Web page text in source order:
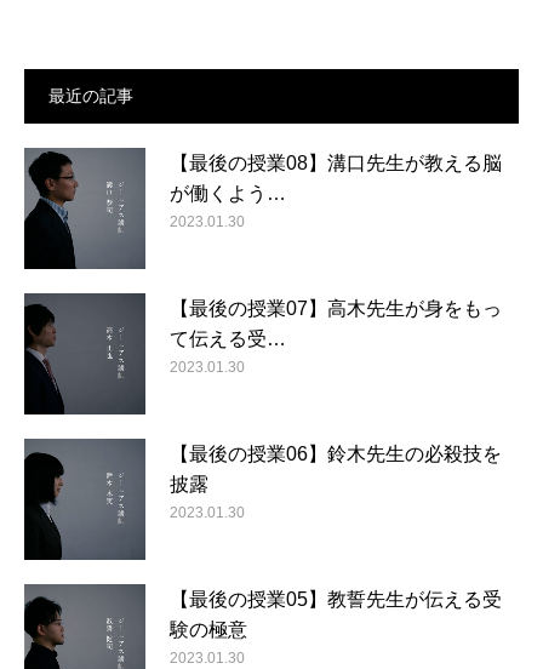
最近の記事
【最後の授業08】溝口先生が教える脳
が働くよう…
2023.01.30
【最後の授業07】高木先生が身をもっ
て伝える受…
2023.01.30
【最後の授業06】鈴木先生の必殺技を
披露
2023.01.30
【最後の授業05】教誓先生が伝える受
験の極意
2023.01.30